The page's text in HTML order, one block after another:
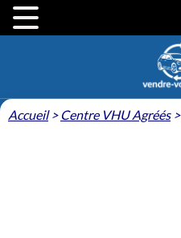
Accueil> Centre VHU Agréés>